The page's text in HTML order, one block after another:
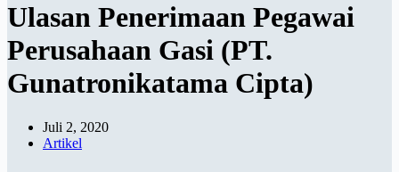
Ulasan Penerimaan Pegawai
Perusahaan Gasi (PT.
Gunatronikatama Cipta)
Juli 2, 2020
Artikel